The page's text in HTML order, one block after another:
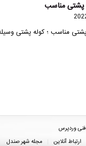
پشتی مناسب
مناسب ؛ کوله پشتی
وردپرس
ارتباط آنلاین مجله شهر صندل